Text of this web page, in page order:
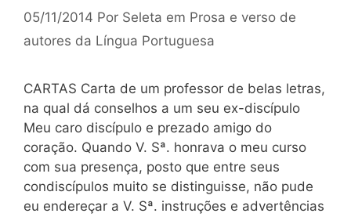
05/11/2014 Por Seleta em Prosa e verso de
autores da Língua Portuguesa
CARTAS Carta de um professor de belas letras,
na qual dá conselhos a um seu ex-discípulo
Meu caro discípulo e prezado amigo do
coração. Quando V. Sª. honrava o meu curso
com sua presença, posto que entre seus
condiscípulos muito se distinguisse, não pude
eu endereçar a V. Sª. instruções e advertências